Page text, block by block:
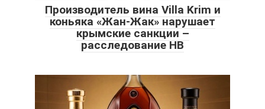
Производитель вина Villa Krim и
коньяка «Жан-Жак» нарушает
крымские санкции –
расследование НВ